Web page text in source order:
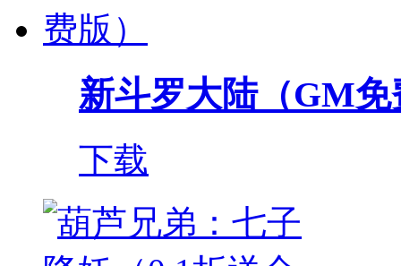
新斗罗大陆（GM免
下载